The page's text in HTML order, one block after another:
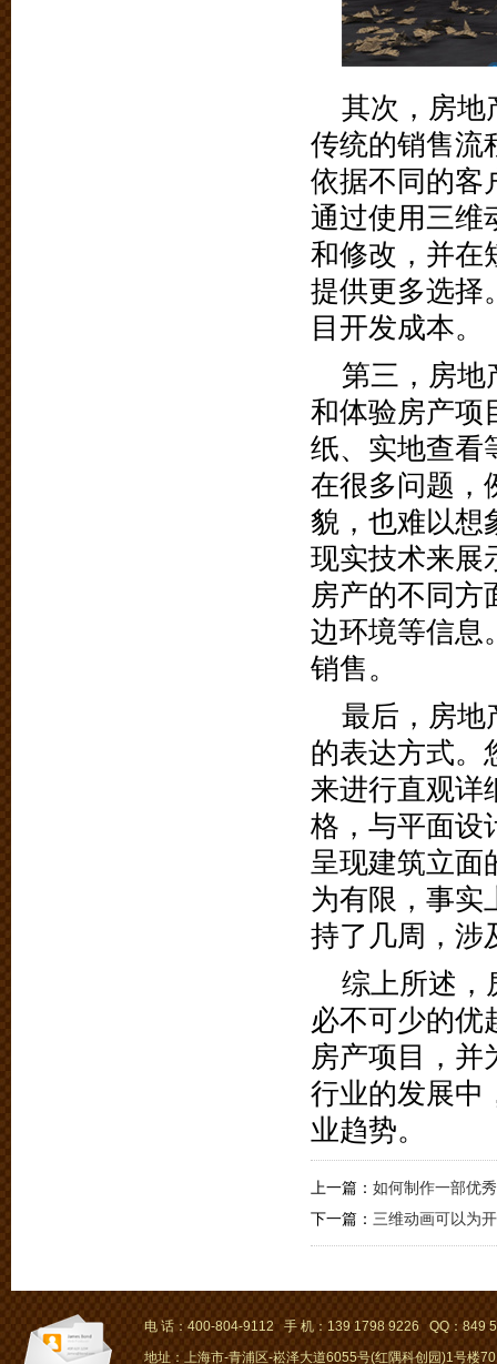
其次，房地
传统的销售流
依据不同的客
通过使用三维
和修改，并在
提供更多选择
目开发成本。
第三，房地
和体验房产项
纸、实地查看
在很多问题，
貌，也难以想
现实技术来展
房产的不同方
边环境等信息
销售。
最后，房地
的表达方式。
来进行直观详
格，与平面设
呈现建筑立面
为有限，事实
持了几周，涉
综上所述，
必不可少的优
房产项目，并
行业的发展中
业趋势。
上一篇： 如何制作一部优
下一篇： 三维动画可以为
电 话：400-804-9112 手 机：139 1798 9226 QQ：849
地址：上海市-青浦区-崧泽大道6055号(红隅科创园)1号楼